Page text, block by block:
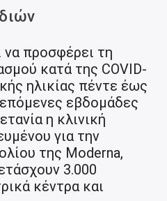
να προσφέρει τη
κατά της COVID-
ηλικίας πέντε έως
εβδομάδες
η κλινική
για την
της Moderna,
3.000
κέντρα και